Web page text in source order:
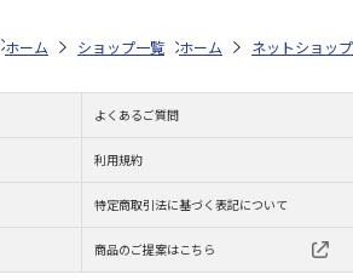
スポーツ・スポーツ選手 NPB（日本野球機構）
ホーム ショップ一覧 レッツ 26SNOOPY
ホーム ネットショップ
よくあるご質問
利用規約
特定商取引法に基づく表記について
商品のご提案はこちら